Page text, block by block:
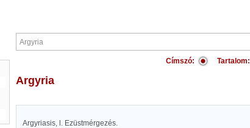
Címszó: Tartalom:
Argyria
Argyriasis, l. Ezüstmérgezés.